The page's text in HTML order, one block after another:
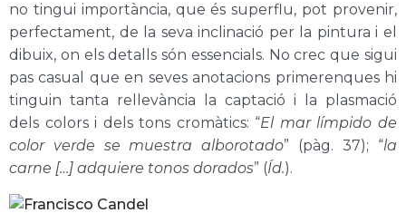
no tingui importància, que és superflu, pot provenir,
perfectament, de la seva inclinació per la pintura i el
dibuix, on els detalls són essencials. No crec que sigui
pas casual que en seves anotacions primerenques hi
tinguin tanta rellevància la captació i la plasmació
dels colors i dels tons cromàtics: “El mar límpido de
color verde se muestra alborotado” (pàg. 37); “la
carne […] adquiere tonos dorados” (Íd.).